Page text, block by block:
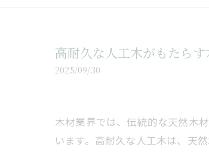
高耐久な人工木がもたら
2025/09/30
木材業界では、伝統的な天然木
います。高耐久な人工木は、天